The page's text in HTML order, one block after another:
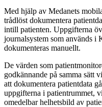
Med hjälp av Medanets
trådlöst dokumentera
intill patienten. Uppgifterna
journalsystem som används i
dokumenteras manuellt.
De värden som
godkännande på samma sätt
att dokumentera patientdata
uppgifterna i patientrummet,
omedelbar helhetsbild av